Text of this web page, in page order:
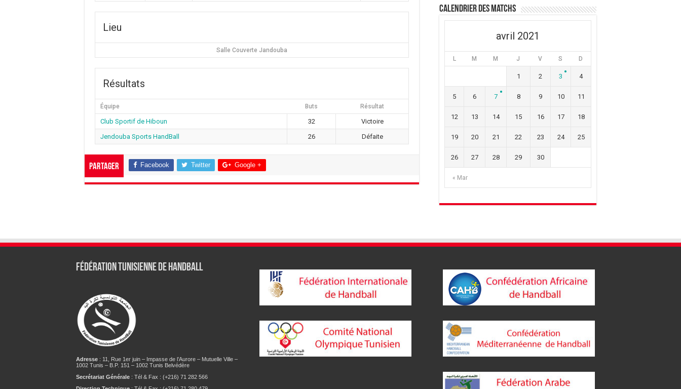
Lieu
Salle Couverte Jandouba
Résultats
Équipe Buts Résultat
Club Sportif de Hiboun 32
Victoire
Jendouba Sports HandBall
26 Défaite
Partager Facebook Twitter Google +
Calendrier des matchs
avril 2021
L M M J V S D
« Mar
1 2 3 4
5 6 7 8 9 10 11
12 13 14 15 16 17 18
19 20 21 22 23 24 25
26 27 28 29 30
Fédération tunisienne de Handball
Adresse: 11, Rue 1er juin – Impasse de l’Aurore – Mutuelle Ville –
1002 Tunis – B.P. 151 – 1002 Tunis Belvédère
Secrétariat Générale: Tél & Fax : (+216) 71 282 566